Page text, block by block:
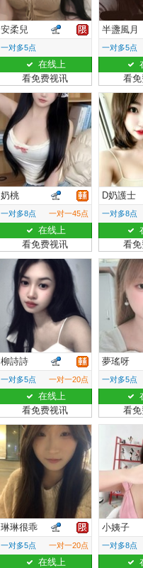
安柔兒
一对多5点
在线上
看免费视讯
半盞風月
一对多5点
看
奶桃
一对多8点 一对一45点
在线上
看免费视讯
D奶護士
一对多8点
看
柳詩詩
一对多5点 一对一20点
在线上
看免费视讯
夢瑤呀
一对多5点
看
琳琳很乖
一对多5点 一对一20点
在线上
小姨子
一对多8点